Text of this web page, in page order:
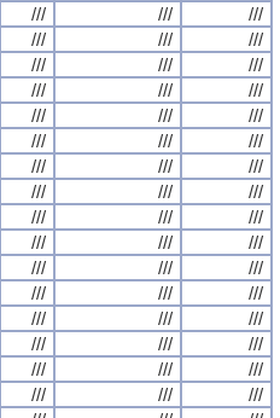
/// ///
///
/// ///
///
/// ///
///
/// ///
///
/// ///
///
/// ///
///
/// ///
///
/// ///
///
/// ///
///
/// ///
///
/// ///
///
/// ///
///
/// ///
///
/// ///
///
/// ///
///
/// ///
///